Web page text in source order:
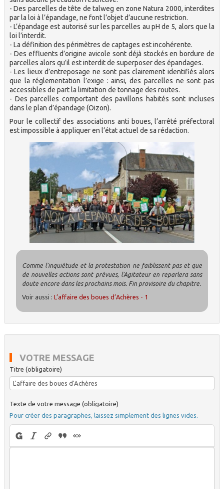
- Des parcelles de tête de talweg en zone Natura 2000, interdites
par la loi à l’épandage, ne font l’objet d’aucune restriction.
- L’épandage est autorisé sur les parcelles au pH de 5, alors que la
loi l’interdit.
- La définition des périmètres de captages est incohérente.
- Des effluents d’origine avicole sont déjà stockés en bordure de
parcelles alors qu’il est interdit de superposer des épandages.
- Les lieux d’entreposage ne sont pas clairement identifiés alors
que la réglementation l’exige : ainsi, des parcelles ne sont pas
accessibles de part la limitation de tonnage des routes.
- Des parcelles comportant des pavillons habités sont incluses
dans le plan d’épandage (Oizon).
Pour le collectif des associations anti boues, l’arrêté préfectoral
est impossible à appliquer en l’état actuel de sa rédaction.
Comme l’inquiétude et la protestation ne faiblissent pas et que
de nouvelles actions sont prévues, l’Agitateur en reparlera sans
doute encore dans les prochains mois. Fin provisoire du chapitre.
Voir aussi :L’affaire des boues d’Achères - 1
VOTRE MESSAGE
Titre (obligatoire)
Texte de votre message (obligatoire)
Pour créer des paragraphes, laissez simplement des lignes vides.